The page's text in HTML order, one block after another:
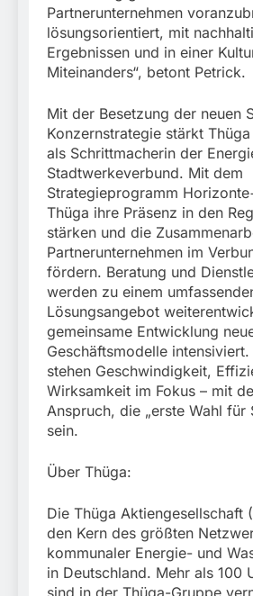
Partnerunternehmen
lösungsorientiert, mit
Ergebnissen und in einer
Miteinanders“, betont Petrick.
Mit der Besetzung der neuen
Konzernstrategie stärkt
als Schrittmacherin der
Stadtwerkeverbund. Mit dem
Strategieprogramm
Thüga ihre Präsenz in den
stärken und die
Partnerunternehmen im
fördern. Beratung und
werden zu einem
Lösungsangebot
gemeinsame Entwicklung
Geschäftsmodelle
stehen Geschwindigkeit,
Wirksamkeit im Fokus – mit
Anspruch, die „erste Wahl für
sein.
Über Thüga:
Die Thüga Aktiengesellschaft
den Kern des größten
kommunaler Energie- und
in Deutschland. Mehr als 100